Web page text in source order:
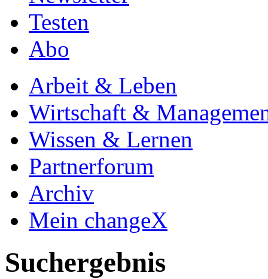
Testen
Abo
Arbeit & Leben
Wirtschaft &
Wissen & Lernen
Partnerforum
Archiv
Mein changeX
Suchergebnis